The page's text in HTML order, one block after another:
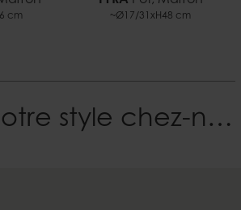
cm ~Ø17/31xH48 cm
Trouvez votre style chez-nous